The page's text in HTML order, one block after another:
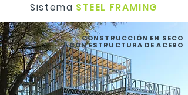
Sistema STEEL FRAMING
CONSTRUCCIÓN EN SECO
CON ESTRUCTURA DE ACERO